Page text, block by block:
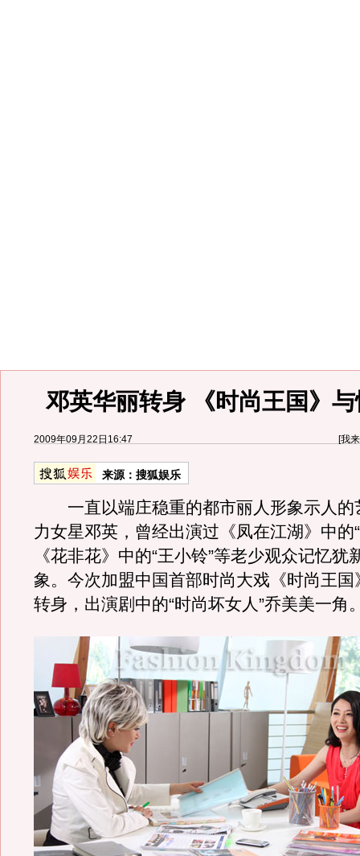
邓英华丽转身 《时尚王国》
2009年09月22日16:47 [我
来源： 搜狐娱乐
一直以端庄稳重的都市丽人形象示人的
力女星邓英，曾经出演过《凤在江湖》中的
《花非花》中的“王小铃”等老少观众记忆犹
象。今次加盟中国首部时尚大戏《时尚王国
转身，出演剧中的“时尚坏女人”乔美美一角